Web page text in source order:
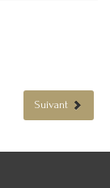
Suivant